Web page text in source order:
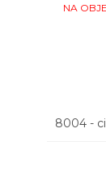
NA
8004 -